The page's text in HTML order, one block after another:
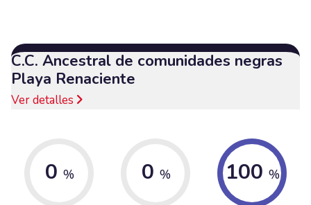
C.C. Ancestral de comunidades negras
Playa Renaciente
Ver detalles
0 % 0 % 100 %